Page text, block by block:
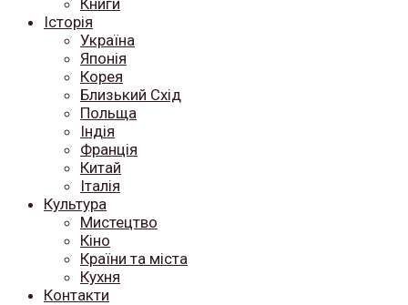
Книги
Історія
Україна
Японія
Корея
Близький Схід
Польща
Індія
Франція
Китай
Італія
Культура
Мистецтво
Кіно
Країни та міста
Кухня
Контакти